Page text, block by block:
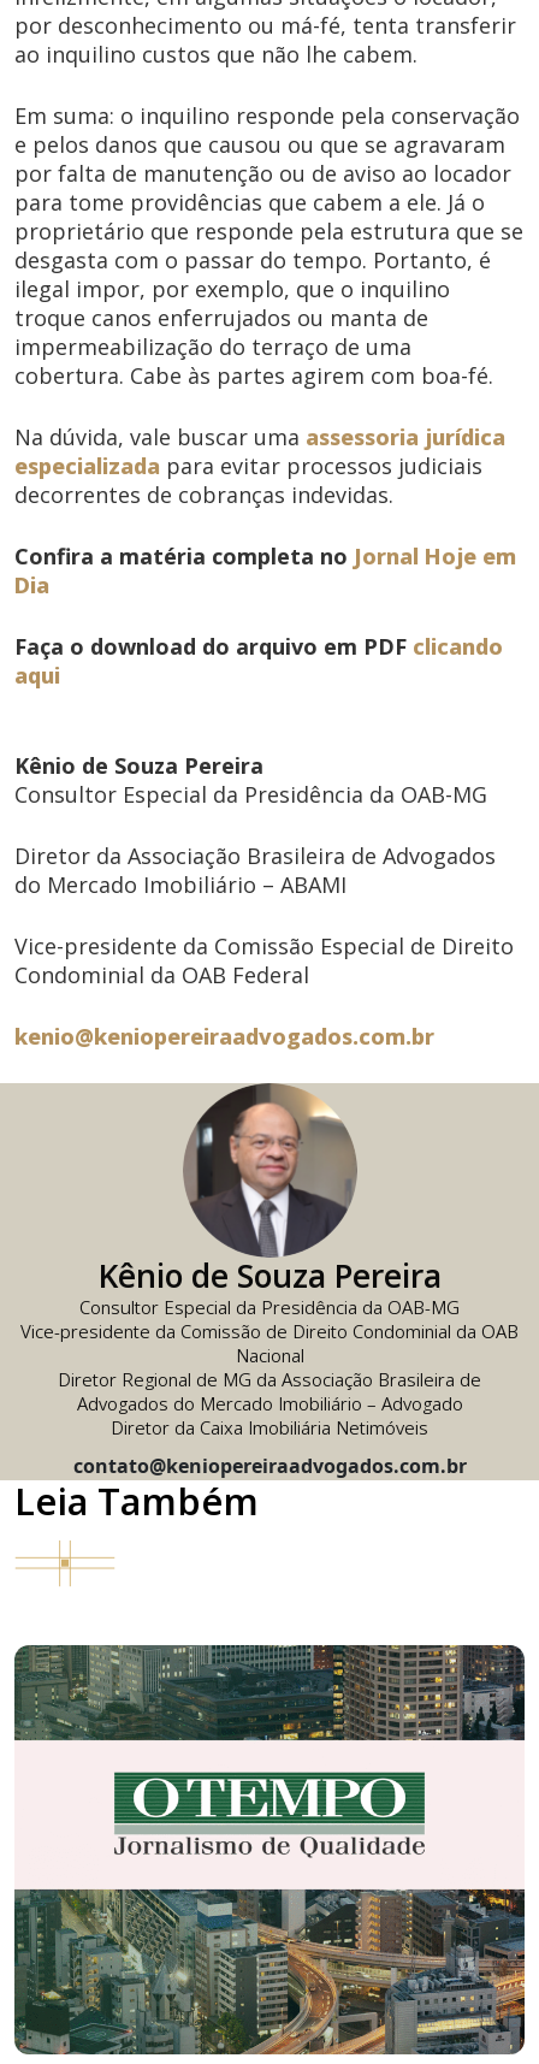
por desconhecimento ou má-fé, tenta transferir
ao inquilino custos que não lhe cabem.
Em suma: o inquilino responde pela conservação
e pelos danos que causou ou que se agravaram
por falta de manutenção ou de aviso ao locador
para tome providências que cabem a ele. Já o
proprietário que responde pela estrutura que se
desgasta com o passar do tempo. Portanto, é
ilegal impor, por exemplo, que o inquilino
troque canos enferrujados ou manta de
impermeabilização do terraço de uma
cobertura. Cabe às partes agirem com boa-fé.
Na dúvida, vale buscar uma assessoria jurídica
especializada para evitar processos judiciais
decorrentes de cobranças indevidas.
Confira a matéria completa no Jornal Hoje em
Dia
Faça o download do arquivo em PDF clicando
aqui
Kênio de Souza Pereira
Consultor Especial da Presidência da OAB-MG
Diretor da Associação Brasileira de Advogados
do Mercado Imobiliário – ABAMI
Vice-presidente da Comissão Especial de Direito
Condominial da OAB Federal
kenio@keniopereiraadvogados.com.br
Kênio de Souza Pereira
Consultor Especial da Presidência da OAB-MG
Vice-presidente da Comissão de Direito Condominial da OAB
Nacional
Diretor Regional de MG da Associação Brasileira de
Advogados do Mercado Imobiliário – Advogado
Diretor da Caixa Imobiliária Netimóveis
contato@keniopereiraadvogados.com.br
Leia Também